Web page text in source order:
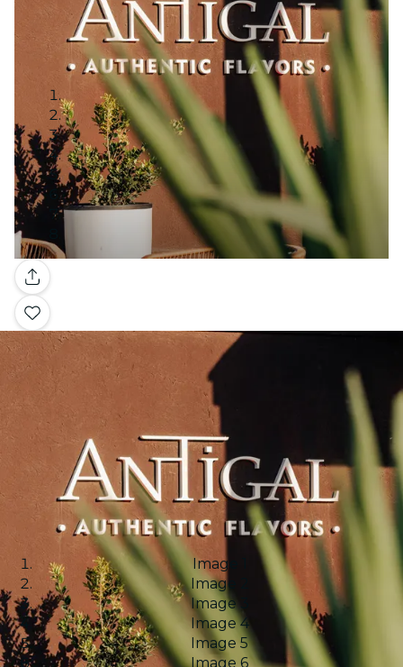
Galerie
Image 1
Image 2
Image 3
Image 4
Image 5
Image 6